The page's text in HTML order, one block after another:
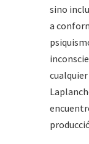
sino
a